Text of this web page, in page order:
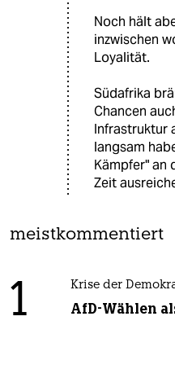
Noch hält
inzwischen
Loyalität.
Südafrika
Chancen
Infrastruktur
langsam
Kämpfer" an
Zeit
meistkommentiert
1 Krise der
AfD-Wählen